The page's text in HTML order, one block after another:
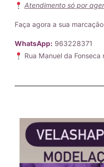
Atendimento só por
Faça agora a sua marcação
WhatsApp: 963228371
Rua Manuel da Fonseca